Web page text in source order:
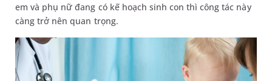
em và phụ nữ đang có kế hoạch sinh con thì công tác này
càng trở nên quan trọng.